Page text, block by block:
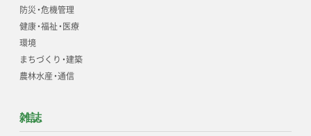
防災・危機管理
健康・福祉・医療
環境
まちづくり・建築
農林水産・通信
雑誌